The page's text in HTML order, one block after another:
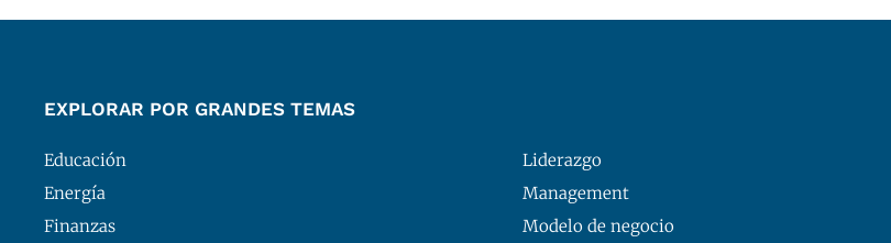
EXPLORAR POR GRANDES TEMAS
Educación
Energía
Finanzas
Liderazgo
Management
Modelo de negocio